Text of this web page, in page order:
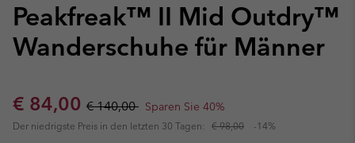
Peakfreak™ II Mid Outdry™
Wanderschuhe für Männer
Sale price:
€ 84,00 Regular price:
€ 140,00 Sparen Sie 40%
Der niedrigste Preis in den letzten 30 Tagen: € 98,00 -14%